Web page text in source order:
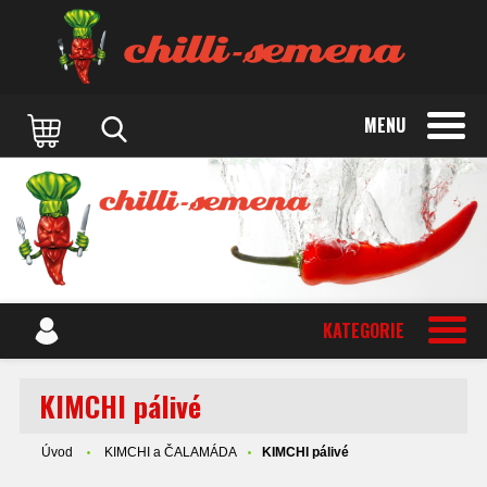
MENU
KATEGORIE
KIMCHI pálivé
Úvod KIMCHI a ČALAMÁDA KIMCHI pálivé